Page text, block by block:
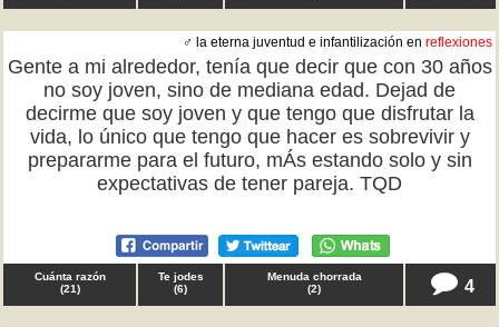
♂ la eterna juventud e infantilización en reflexiones
Gente a mi alrededor, tenía que decir que con 30 años
no soy joven, sino de mediana edad. Dejad de
decirme que soy joven y que tengo que disfrutar la
vida, lo único que tengo que hacer es sobrevivir y
prepararme para el futuro, mÁs estando solo y sin
expectativas de tener pareja. TQD
Cuánta razón
(21)
Te jodes
(6)
Menuda chorrada
(2) 4